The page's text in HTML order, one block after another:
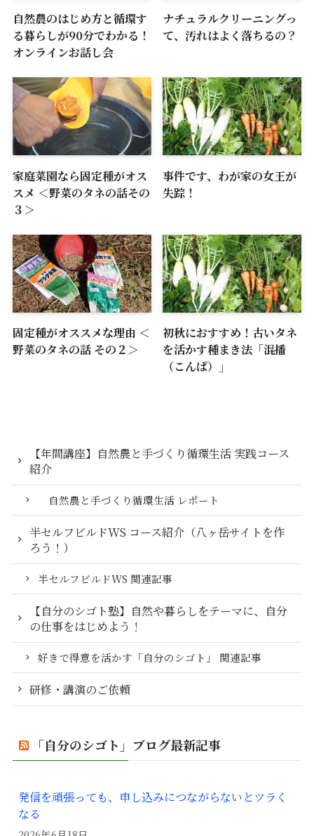
自然農のはじめ方と循環す
る暮らしが90分でわかる！
オンラインお話し会
ナチュラルクリーニングっ
て、汚れはよく落ちるの？
家庭菜園なら固定種がオス
スメ ＜野菜のタネの話その
３＞
事件です、わが家の女王が
失踪！
固定種がオススメな理由 ＜
野菜のタネの話 その２＞
初秋におすすめ！古いタネ
を活かす種まき法「混播
（こんぱ）」
【年間講座】自然農と手づくり循環生活 実践コース
紹介
自然農と手づくり循環生活 レポート
半セルフビルドWS コース紹介（八ヶ岳サイトを作
ろう！）
半セルフビルドWS 関連記事
【自分のシゴト塾】自然や暮らしをテーマに、自分
の仕事をはじめよう！
好きで得意を活かす「自分のシゴト」 関連記事
研修・講演のご依頼
「自分のシゴト」ブログ最新記事
発信を頑張っても、申し込みにつながらないとツラく
なる